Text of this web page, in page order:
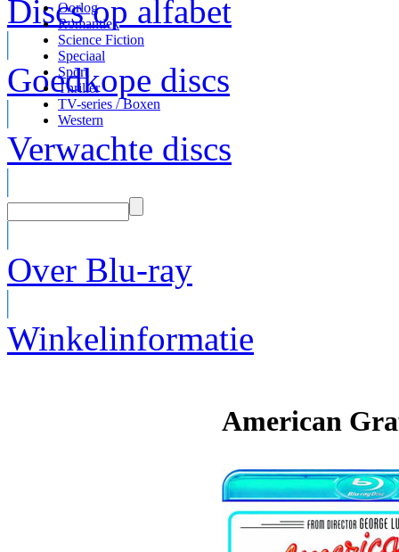
Discs op alfabet
Goedkope discs
Verwachte discs
Over Blu-ray
Winkelinformatie
Oorlog
Romantiek
Science Fiction
Speciaal
Sport
Thriller
TV-series / Boxen
Western
American